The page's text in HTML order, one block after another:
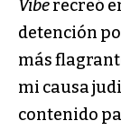
Viberecreó
detención
más
mi causa
contenido